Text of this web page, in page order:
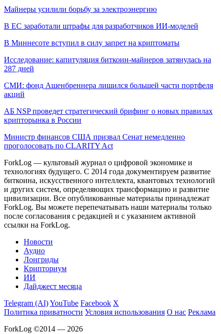
Майнеры усилили борьбу за электроэнергию
В ЕС заработали штрафы для разработчиков ИИ-моделей
В Миннесоте вступил в силу запрет на криптоматы
Исследование: капитуляция биткоин-майнеров затянулась на
287 дней
СМИ: фонд Ашенбреннера лишился большей части портфеля
акций
АБ NSP проведет стратегический брифинг о новых правилах
крипторынка в России
Министр финансов США призвал Сенат немедленно
проголосовать по CLARITY Act
ForkLog — культовый журнал о цифровой экономике и
технологиях будущего. С 2014 года документируем развитие
биткоина, искусственного интеллекта, квантовых технологий
и других систем, определяющих трансформацию и развитие
цивилизации. Все опубликованные материалы принадлежат
ForkLog. Вы можете перепечатывать наши материалы только
после согласования с редакцией и с указанием активной
ссылки на ForkLog.
Новости
Аудио
Лонгриды
Крипториум
ИИ
Дайджест месяца
Telegram (AI)YouTube Facebook X
Политика приватности Условия использования О нас Реклама
ForkLog ©2014 — 2026